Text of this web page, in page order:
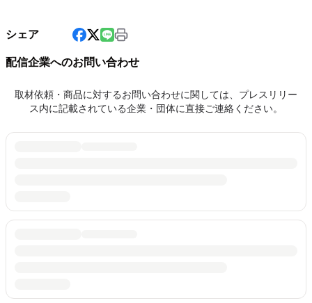
シェア
配信企業へのお問い合わせ
取材依頼・商品に対するお問い合わせに関しては、プレスリリー
ス内に記載されている企業・団体に直接ご連絡ください。